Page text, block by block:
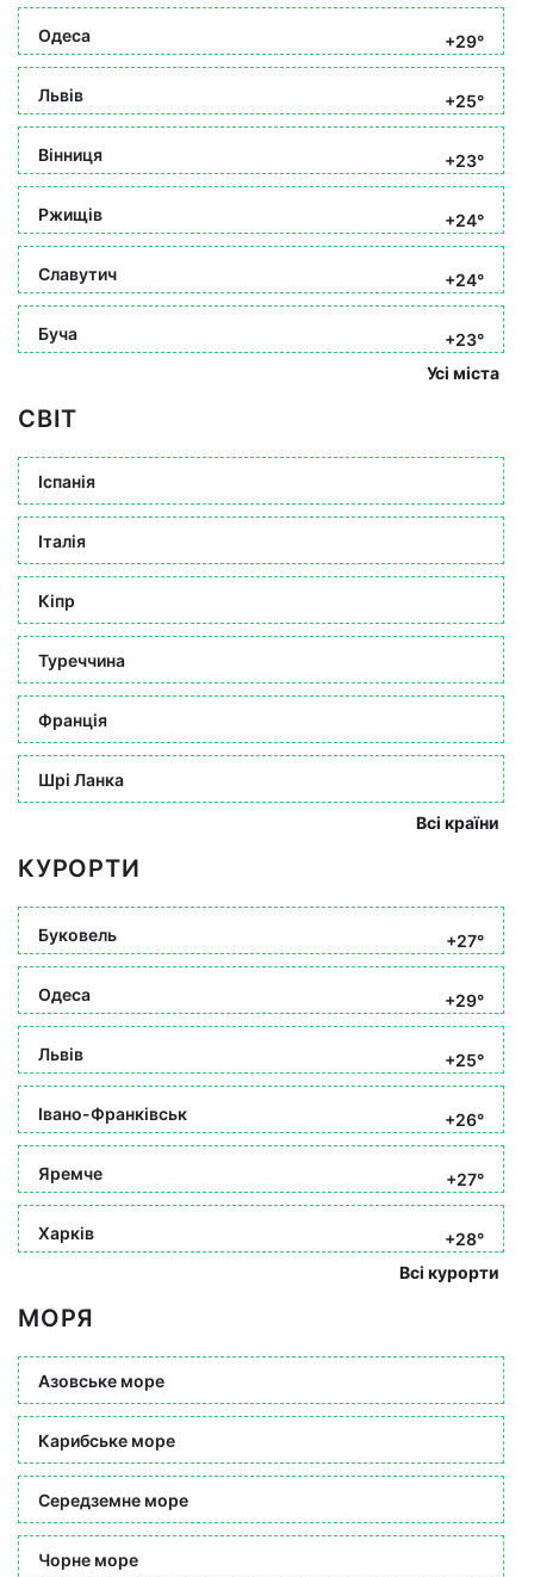
Одеса +29°
Львів +25°
Вінниця +23°
Ржищів +24°
Славутич +24°
Буча
+23°
Усі міста
СВІТ
Іспанія
Італія
Кіпр
Туреччина
Франція
Шрі Ланка
Всі країни
КУРОРТИ
Буковель +27°
Одеса +29°
Львів +25°
Івано-Франківськ +26°
Яремче +27°
Харків
+28°
Всі курорти
МОРЯ
Азовське море
Карибське море
Середземне море
Чорне море